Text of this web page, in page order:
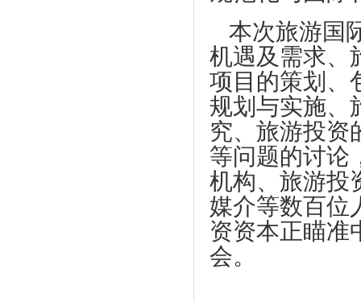
本次旅游国
机遇及需求、
项目的策划、
规划与实施、
究、旅游投资
等问题的讨论
机构、旅游投
媒介等数百位
资资本正瞄准
会。